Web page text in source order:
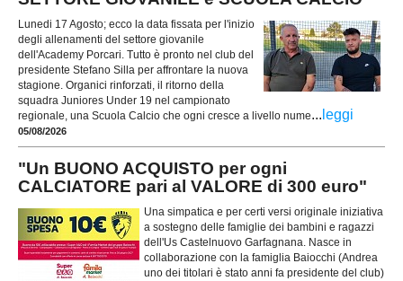
Lunedi 17 Agosto; ecco la data fissata per l'inizio
degli allenamenti del settore giovanile
dell'Academy Porcari. Tutto è pronto nel club del
presidente Stefano Silla per affrontare la nuova
stagione. Organici rinforzati, il ritorno della
squadra Juniores Under 19 nel campionato
regionale, una Scuola Calcio che ogni cresce a livello nume... leggi
05/08/2026
"Un BUONO ACQUISTO per ogni
CALCIATORE pari al VALORE di 300 euro"
Una simpatica e per certi versi originale iniziativa
a sostegno delle famiglie dei bambini e ragazzi
dell'Us Castelnuovo Garfagnana. Nasce in
collaborazione con la famiglia Baiocchi (Andrea
uno dei titolari è stato anni fa presidente del club)